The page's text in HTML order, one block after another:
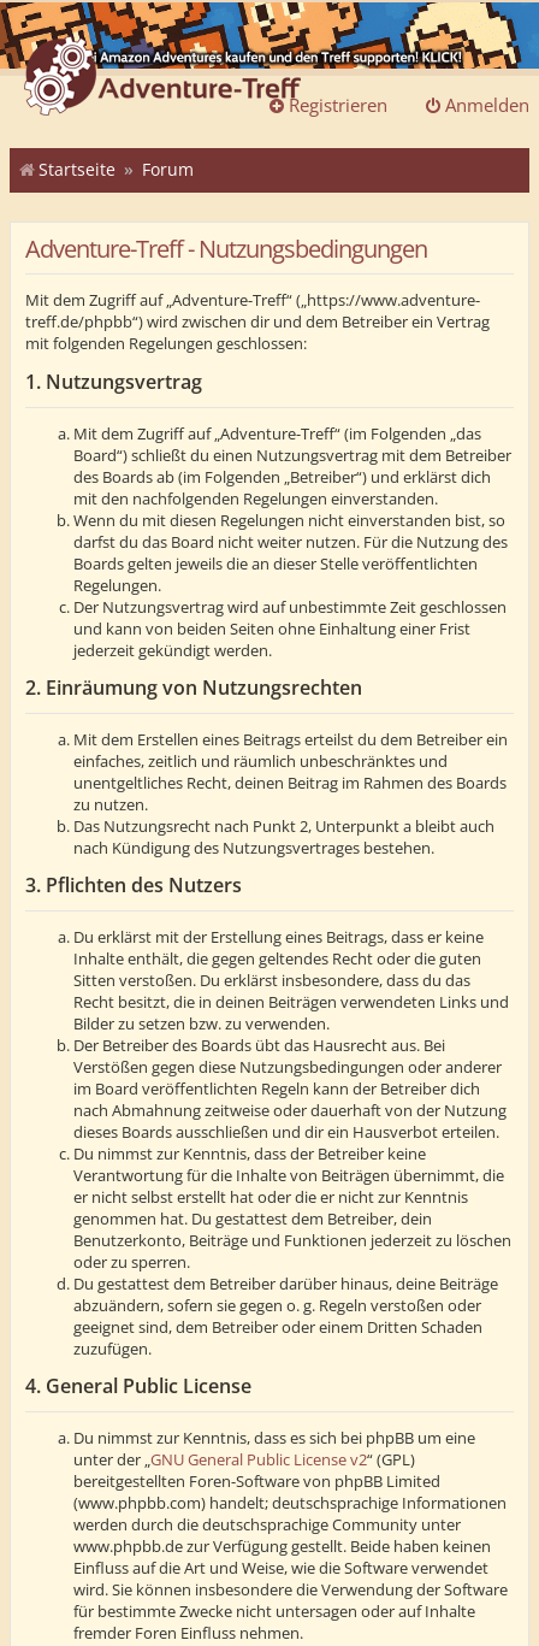
Anmelden
Registrieren
Startseite Forum
Adventure-Treff - Nutzungsbedingungen
Mit dem Zugriff auf „Adventure-Treff“ („https://www.adventure-
treff.de/phpbb“) wird zwischen dir und dem Betreiber ein Vertrag
mit folgenden Regelungen geschlossen:
1. Nutzungsvertrag
Mit dem Zugriff auf „Adventure-Treff“ (im Folgenden „das
Board“) schließt du einen Nutzungsvertrag mit dem Betreiber
des Boards ab (im Folgenden „Betreiber“) und erklärst dich
mit den nachfolgenden Regelungen einverstanden.
Wenn du mit diesen Regelungen nicht einverstanden bist, so
darfst du das Board nicht weiter nutzen. Für die Nutzung des
Boards gelten jeweils die an dieser Stelle veröffentlichten
Regelungen.
Der Nutzungsvertrag wird auf unbestimmte Zeit geschlossen
und kann von beiden Seiten ohne Einhaltung einer Frist
jederzeit gekündigt werden.
2. Einräumung von Nutzungsrechten
Mit dem Erstellen eines Beitrags erteilst du dem Betreiber ein
einfaches, zeitlich und räumlich unbeschränktes und
unentgeltliches Recht, deinen Beitrag im Rahmen des Boards
zu nutzen.
Das Nutzungsrecht nach Punkt 2, Unterpunkt a bleibt auch
nach Kündigung des Nutzungsvertrages bestehen.
3. Pflichten des Nutzers
Du erklärst mit der Erstellung eines Beitrags, dass er keine
Inhalte enthält, die gegen geltendes Recht oder die guten
Sitten verstoßen. Du erklärst insbesondere, dass du das
Recht besitzt, die in deinen Beiträgen verwendeten Links und
Bilder zu setzen bzw. zu verwenden.
Der Betreiber des Boards übt das Hausrecht aus. Bei
Verstößen gegen diese Nutzungsbedingungen oder anderer
im Board veröffentlichten Regeln kann der Betreiber dich
nach Abmahnung zeitweise oder dauerhaft von der Nutzung
dieses Boards ausschließen und dir ein Hausverbot erteilen.
Du nimmst zur Kenntnis, dass der Betreiber keine
Verantwortung für die Inhalte von Beiträgen übernimmt, die
er nicht selbst erstellt hat oder die er nicht zur Kenntnis
genommen hat. Du gestattest dem Betreiber, dein
Benutzerkonto, Beiträge und Funktionen jederzeit zu löschen
oder zu sperren.
Du gestattest dem Betreiber darüber hinaus, deine Beiträge
abzuändern, sofern sie gegen o. g. Regeln verstoßen oder
geeignet sind, dem Betreiber oder einem Dritten Schaden
zuzufügen.
4. General Public License
Du nimmst zur Kenntnis, dass es sich bei phpBB um eine
unter der „GNU General Public License v2“ (GPL)
bereitgestellten Foren-Software von phpBB Limited
(www.phpbb.com) handelt; deutschsprachige Informationen
werden durch die deutschsprachige Community unter
www.phpbb.de zur Verfügung gestellt. Beide haben keinen
Einfluss auf die Art und Weise, wie die Software verwendet
wird. Sie können insbesondere die Verwendung der Software
für bestimmte Zwecke nicht untersagen oder auf Inhalte
fremder Foren Einfluss nehmen.